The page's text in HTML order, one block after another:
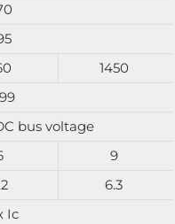
1450
bus voltage
9
6.3
Ic